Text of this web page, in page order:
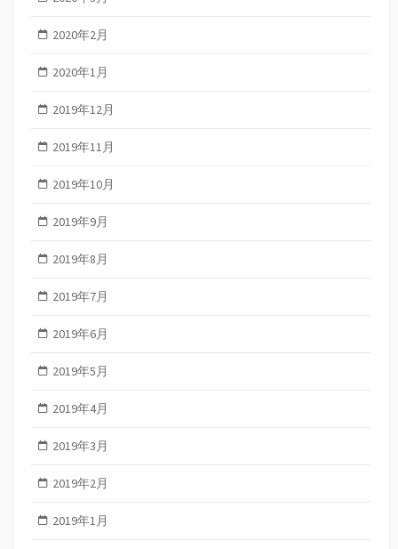
2020年2月
2020年1月
2019年12月
2019年11月
2019年10月
2019年9月
2019年8月
2019年7月
2019年6月
2019年5月
2019年4月
2019年3月
2019年2月
2019年1月